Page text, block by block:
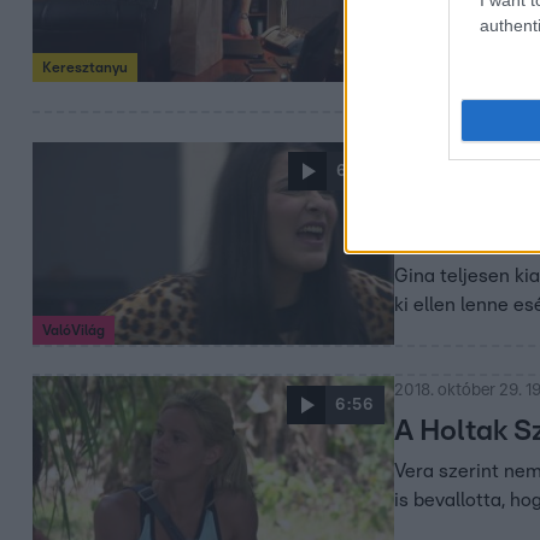
Keresztanyu
Gina kiszúrta,
6:33
ValóVilág
2020. december
Balhé a
Gina teljesen
ki ellen lenne
6:56
2018. október 29.
A Holtak
Vera szerint
is bevallotta,